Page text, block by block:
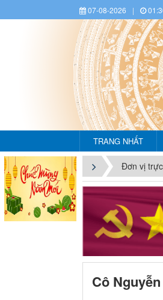
07-08-2026 |
TRANG NHẤT
Đơn vị
CHÀO MỪNG
Cô